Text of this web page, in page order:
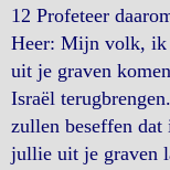
12 Profeteer
Heer: Mijn volk, ik
uit je graven
Israël
zullen beseffen
jullie uit je graven